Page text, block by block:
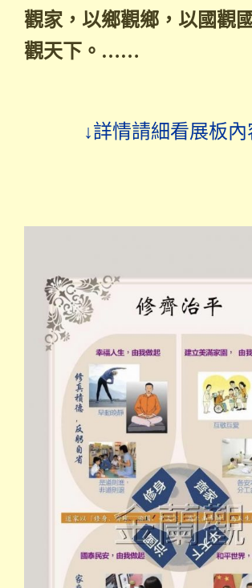
觀家，以鄉觀鄉，以國觀
觀天下。……
↓詳情請細看展板內